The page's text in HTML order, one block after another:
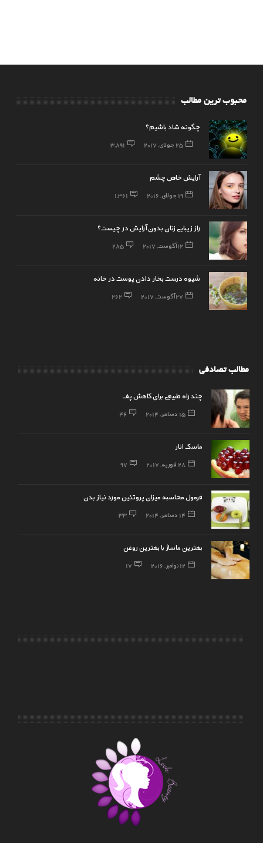
محبوب ترین مطالب
چگونه شاد باشیم؟
25 جولای, 2017 3,891
آرایش خاص چشم
19 جولای, 2016 1,361
راز زیبایی زنان بدون آرایش در چیست؟
12 آگوست, 2017 285
شیوه درست بخار دادن پوست در خانه
27 آگوست, 2017 262
مطالب تصادفی
چند راه طبیعی برای کاهش پف
15 دسامبر, 2014 46
ماسک انار
28 فوریه, 2017 97
فرمول محاسبه میزان پروتئین مورد نیاز بدن
14 دسامبر, 2014 33
بهترین ماساژ با بهترین روغن
12 نوامبر, 2016 17